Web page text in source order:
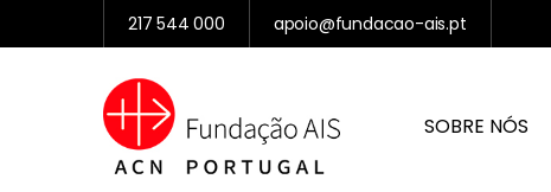
217 544 000 apoio@fundacao-ais.pt
SOBRE NÓS